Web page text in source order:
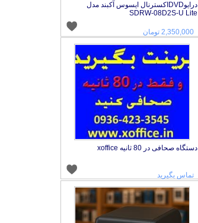
درایوDVDاکسترنال ایسوس آکبند مدل
SDRW-08D2S-U Lite
2,350,000 تومان
دستگاه صحافی در 80 ثانیه xoffice
تماس بگیرید